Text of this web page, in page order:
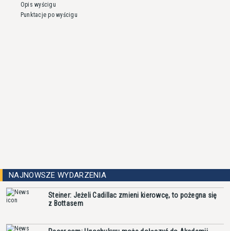
Opis wyścigu
Punktacje po wyścigu
NAJNOWSZE WYDARZENIA
Steiner: Jeżeli Cadillac zmieni kierowcę, to pożegna się
z Bottasem